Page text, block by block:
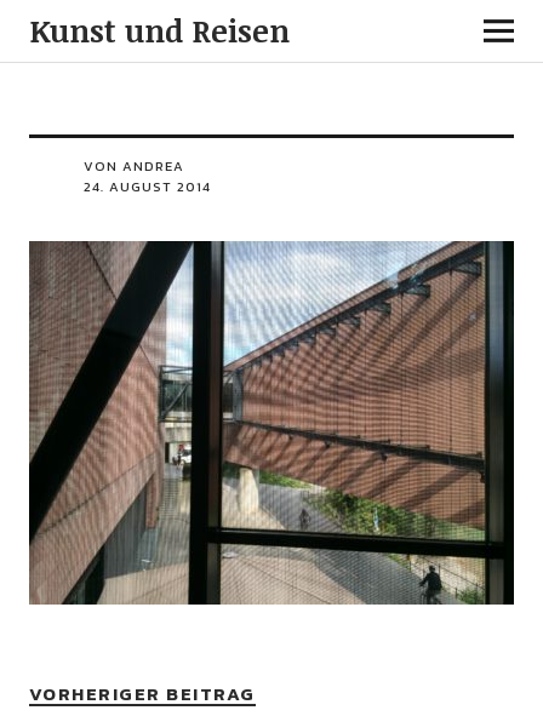
Kunst und Reisen
VON ANDREA
24. AUGUST 2014
VORHERIGER BEITRAG